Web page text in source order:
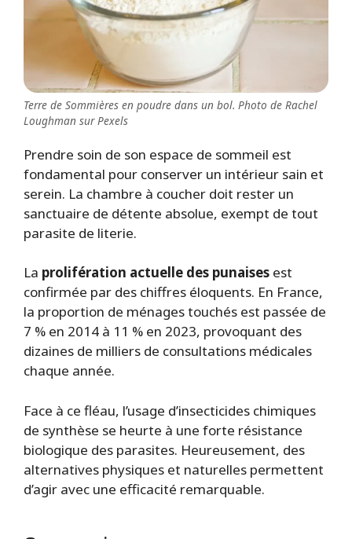
Terre de Sommières en poudre dans un bol. Photo de Rachel
Loughman sur Pexels
Prendre soin de son espace de sommeil est
fondamental pour conserver un intérieur sain et
serein. La chambre à coucher doit rester un
sanctuaire de détente absolue, exempt de tout
parasite de literie.
La prolifération actuelle des punaises est
confirmée par des chiffres éloquents. En France,
la proportion de ménages touchés est passée de
7 % en 2014 à 11 % en 2023, provoquant des
dizaines de milliers de consultations médicales
chaque année.
Face à ce fléau, l’usage d’insecticides chimiques
de synthèse se heurte à une forte résistance
biologique des parasites. Heureusement, des
alternatives physiques et naturelles permettent
d’agir avec une efficacité remarquable.